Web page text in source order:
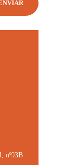
nº93B